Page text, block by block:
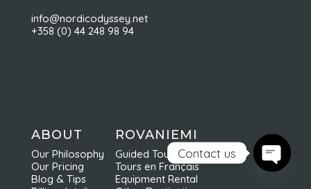
info@nordicodyssey.net
+358 (0) 44 248 98 94
ABOUT
Our Philosophy
Our Pricing
Blog & Tips
ROVANIEMI
Guided Tours
Tours en Français
Equipment Rental
Contact us